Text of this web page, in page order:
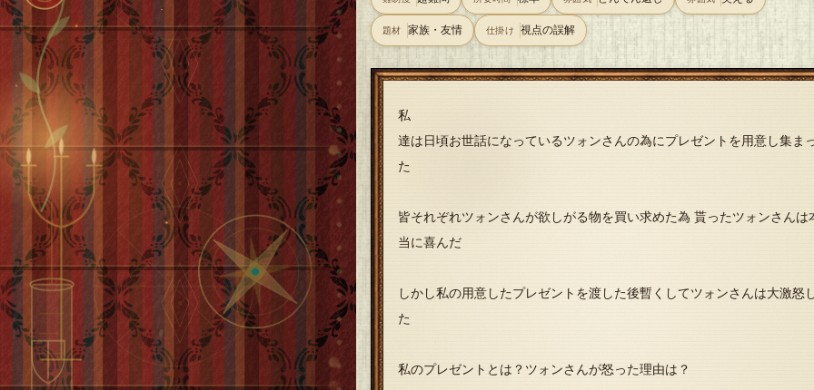
題材 家族・友情 仕掛け 視点の誤解
私
達は日頃お世話になっているツォンさんの為にプレゼントを用意し集ま
た
皆それぞれツォンさんが欲しがる物を買い求めた為 貰ったツォンさんは
当に喜んだ
しかし私の用意したプレゼントを渡した後暫くしてツォンさんは大激怒
た
私のプレゼントとは？ツォンさんが怒った理由は？